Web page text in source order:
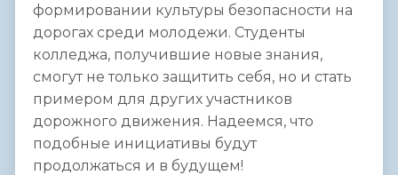
формировании культуры безопасности на
дорогах среди молодежи. Студенты
колледжа, получившие новые знания,
смогут не только защитить себя, но и стать
примером для других участников
дорожного движения. Надеемся, что
подобные инициативы будут
продолжаться и в будущем!